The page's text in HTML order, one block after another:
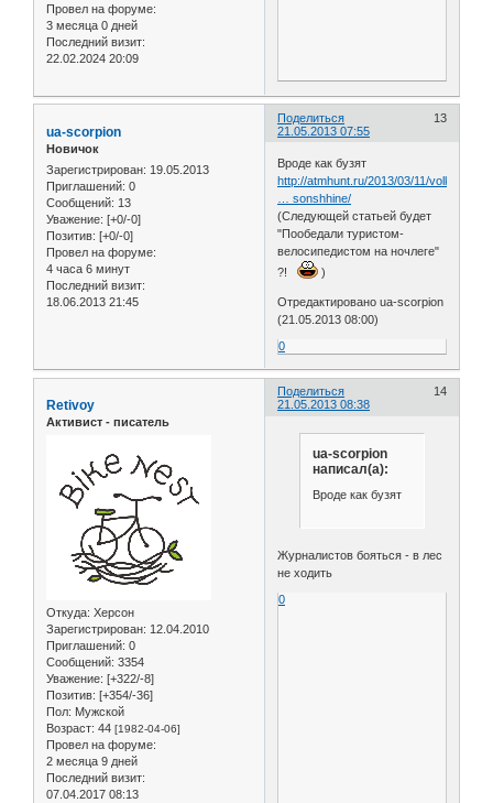
Провел на форуме:
3 месяца 0 дней
Последний визит:
22.02.2024 20:09
Поделиться
13
21.05.2013 07:55
ua-scorpion
Новичок
Зарегистрирован: 19.05.2013
Приглашений: 0
Сообщений: 13
Уважение: [+0/-0]
Позитив: [+0/-0]
Провел на форуме:
4 часа 6 минут
Последний визит:
18.06.2013 21:45
Вроде как бузят
http://atmhunt.ru/2013/03/11/volkosobak
… sonshhine/
(Следующей статьей будет
"Пообедали туристом-
велосипедистом на ночлеге"
?!
)
Отредактировано ua-scorpion
(21.05.2013 08:00)
0
Поделиться
14
21.05.2013 08:38
Retivoy
Активист - писатель
Откуда: Херсон
Зарегистрирован: 12.04.2010
Приглашений: 0
Сообщений: 3354
Уважение: [+322/-8]
Позитив: [+354/-36]
Пол: Мужской
Возраст: 44 [1982-04-06]
Провел на форуме:
2 месяца 9 дней
Последний визит:
07.04.2017 08:13
ua-scorpion
написал(а):
Вроде как бузят
Журналистов бояться - в лес
не ходить
0